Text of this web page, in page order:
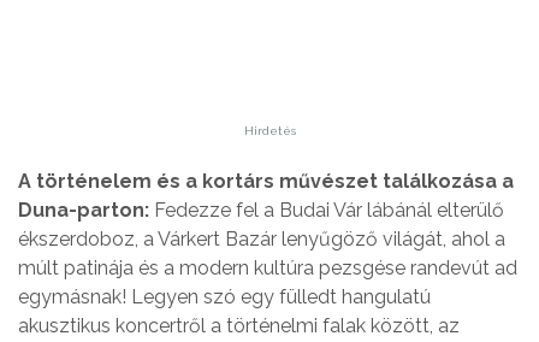
Hirdetés
A történelem és a kortárs művészet találkozása a
Duna-parton: Fedezze fel a Budai Vár lábánál elterülő
ékszerdoboz, a Várkert Bazár lenyűgöző világát, ahol a
múlt patinája és a modern kultúra pezsgése randevút ad
egymásnak! Legyen szó egy fülledt hangulatú
akusztikus koncertről a történelmi falak között, az